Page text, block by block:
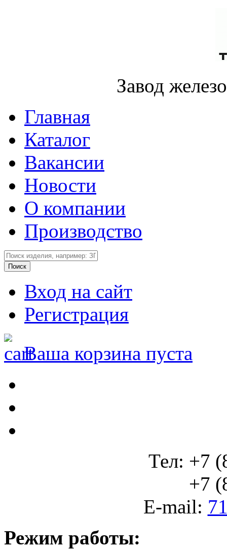
Завод
Главная
Каталог
Вакансии
Новости
О компании
Производство
Вход на сайт
Регистрация
Ваша корзина пуста
Тел: +7
+7
E-mail:
Режим работы: